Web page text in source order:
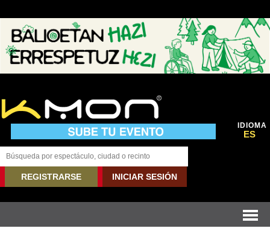
IDIOMA
ES
REGISTRARSE INICIAR SESIÓN